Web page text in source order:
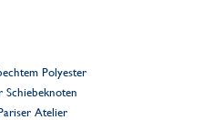
Polyester
Atelier